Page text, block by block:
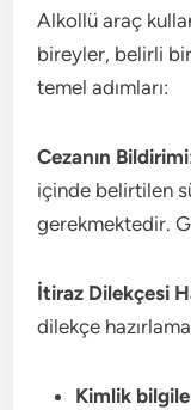
Alkollü araç
bireyler, belirli
temel adımları:
Cezanın Bildirimi
içinde belirtilen
gerekmektedir.
İtiraz Dilekçesi
dilekçe
Kimlik